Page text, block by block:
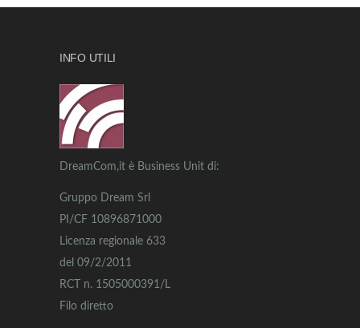
INFO UTILI
DreamCom,it è Business Unit di:
Gruppo Dream Srl
PI/CF 10896871000
Licenza regionale 633
del 09/2/2011
RCT n. 1505000391/L
Filo diretto